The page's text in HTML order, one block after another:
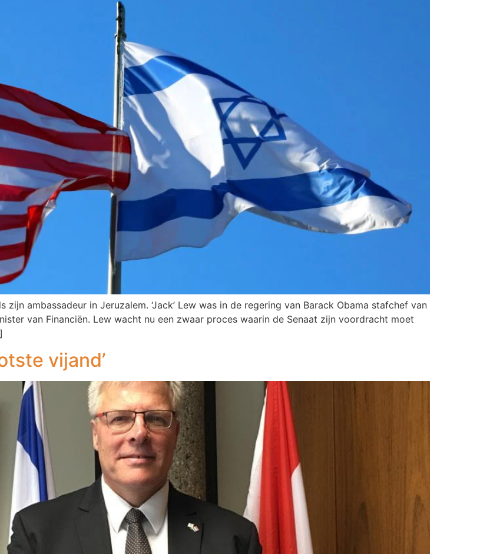
ambassadeur in Jeruzalem. ‘Jack’ Lew was in de regering van Barack Obama stafchef van
van Financiën. Lew wacht nu een zwaar proces waarin de Senaat zijn voordracht moet
vijand’